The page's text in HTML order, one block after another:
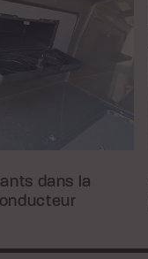
dans la